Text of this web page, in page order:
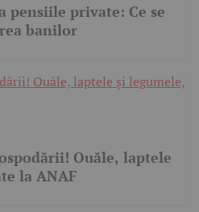
pensiile private: Ce se
banilor
Ouăle, laptele
la ANAF